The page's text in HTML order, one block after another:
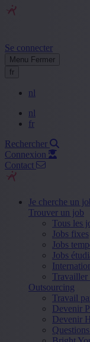
Se connecter
Menu Fermer
fr
nl
nl
fr
Rechercher
Connexion
Contact
Je cherche un
Trouver un job
Tous les
Jobs fixes
Jobs
Jobs
Travailler
Outsourcing
Travail
Devenir
Devenir